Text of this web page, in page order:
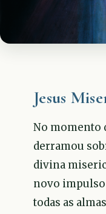
Jesus
No momento
derramou
divina
novo
todas as